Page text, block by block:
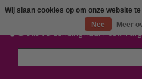
Gratis verzending naar Post.nl
Mijn account / Registreren
Wij slaan cookies op om onze website
Nee
Meer